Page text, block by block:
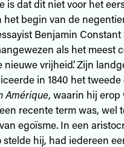
is dat dit niet voor het
het begin van de
Benjamin Constant
als het meest
nieuwe vrijheid’. Zijn
in 1840 het tweede
Amérique, waarin hij erop
recente term was, wel
egoïsme. In een
stelde hij, had iedereen